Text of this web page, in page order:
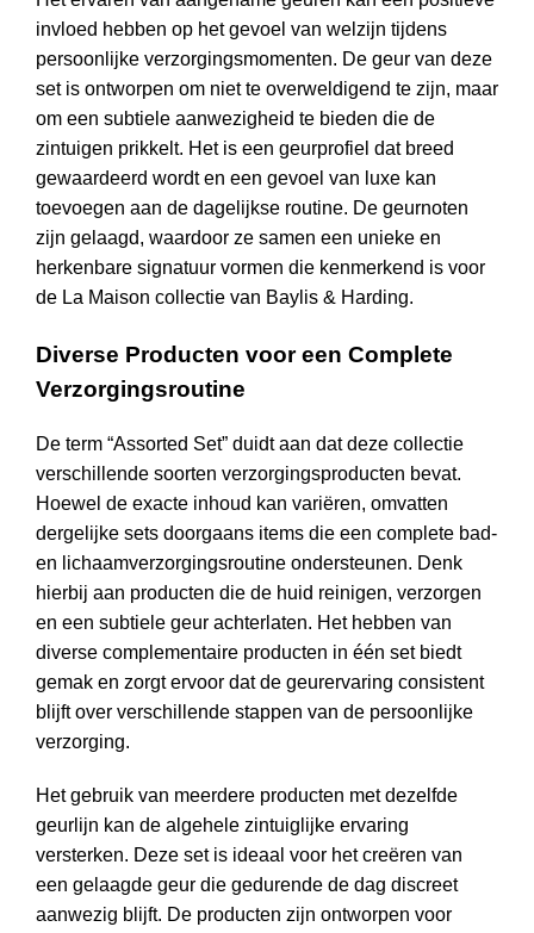
invloed hebben op het gevoel van welzijn tijdens
persoonlijke verzorgingsmomenten. De geur van deze
set is ontworpen om niet te overweldigend te zijn, maar
om een subtiele aanwezigheid te bieden die de
zintuigen prikkelt. Het is een geurprofiel dat breed
gewaardeerd wordt en een gevoel van luxe kan
toevoegen aan de dagelijkse routine. De geurnoten
zijn gelaagd, waardoor ze samen een unieke en
herkenbare signatuur vormen die kenmerkend is voor
de La Maison collectie van Baylis & Harding.
Diverse Producten voor een Complete
Verzorgingsroutine
De term “Assorted Set” duidt aan dat deze collectie
verschillende soorten verzorgingsproducten bevat.
Hoewel de exacte inhoud kan variëren, omvatten
dergelijke sets doorgaans items die een complete bad-
en lichaamverzorgingsroutine ondersteunen. Denk
hierbij aan producten die de huid reinigen, verzorgen
en een subtiele geur achterlaten. Het hebben van
diverse complementaire producten in één set biedt
gemak en zorgt ervoor dat de geurervaring consistent
blijft over verschillende stappen van de persoonlijke
verzorging.
Het gebruik van meerdere producten met dezelfde
geurlijn kan de algehele zintuiglijke ervaring
versterken. Deze set is ideaal voor het creëren van
een gelaagde geur die gedurende de dag discreet
aanwezig blijft. De producten zijn ontworpen voor